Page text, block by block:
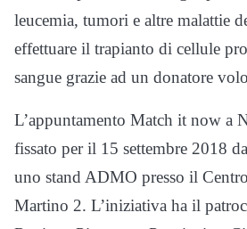
leucemia, tumori e altre malattie
effettuare il trapianto di cellule
sangue grazie ad un donatore
L’appuntamento Match it now a
fissato per il 15 settembre 2018
uno stand ADMO presso il
Martino 2. L’iniziativa ha il